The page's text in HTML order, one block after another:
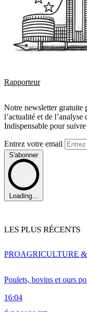
Rapporteur
Notre newsletter gratuite
l’actualité et de
Indispensable pour
Entrez votre email
S'abonner
Loading...
LES PLUS RÉCENTS
Poulets, bovins et ours
16:04
PROAGRICULTURE